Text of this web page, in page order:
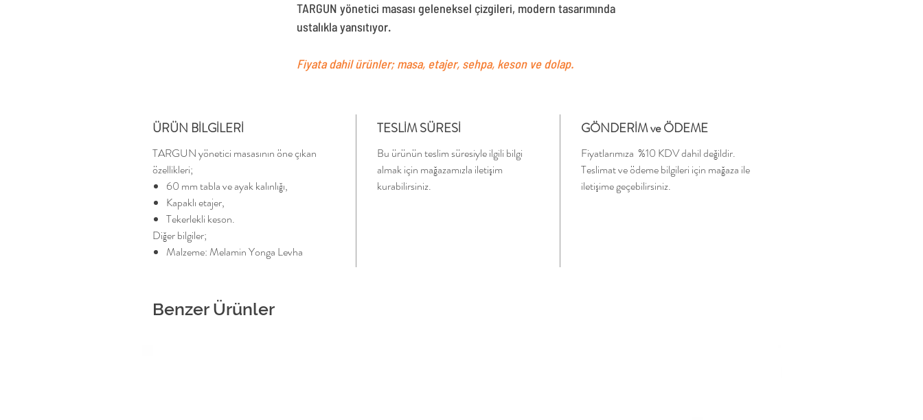
TARGUN yönetici masası geleneksel çizgileri, modern tasarımında
ustalıkla yansıtıyor.
Fiyata dahil ürünler; masa, etajer, sehpa, keson ve dolap.
ÜRÜN BİLGİLERİ
TARGUN yönetici masasının öne çıkan
özellikleri;
60 mm tabla ve ayak kalınlığı,
Kapaklı etajer,
Tekerlekli keson.
Diğer bilgiler;
Malzeme: Melamin Yonga Levha
TESLİM SÜRESİ
Bu ürünün teslim süresiyle ilgili bilgi
almak için mağazamızla iletişim
kurabilirsiniz.
GÖNDERİM ve ÖDEME
Fiyatlarımıza %10 KDV dahil değildir.
Teslimat ve ödeme bilgileri için mağaza ile
iletişime geçebilirsiniz.
Benzer Ürünler